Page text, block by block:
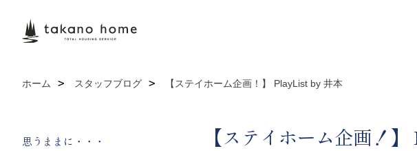
ホーム スタッフブログ 【ステイホーム企画！】 PlayList by 井本
【ステイホーム企画！
思うままに・・・